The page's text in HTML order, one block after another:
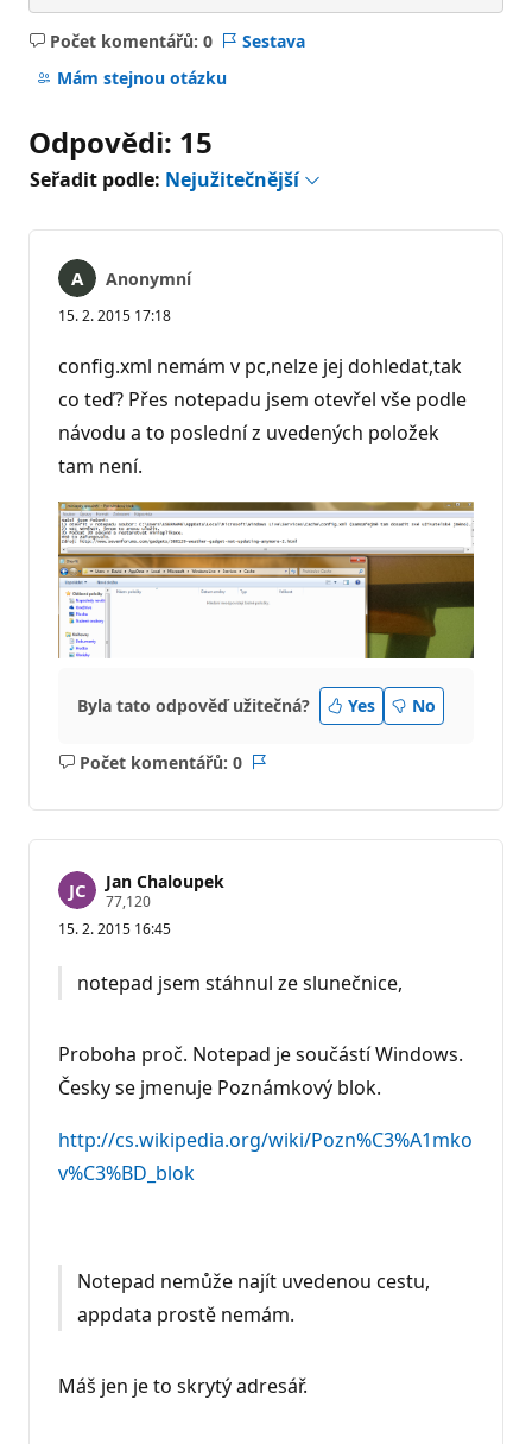
Počet komentářů: 0
Žádné
komentáře
Sestava
Mám stejnou otázku
Odpovědi: 15
Seřadit podle: Nejužitečnější
Anonymní
15. 2. 2015 17:18
config.xml nemám v pc,nelze jej dohledat,tak
co teď? Přes notepadu jsem otevřel vše podle
návodu a to poslední z uvedených položek
tam není.
Byla tato odpověď užitečná? Yes No
Počet komentářů: 0
Žádné
Jan Chaloupek
77,120R
p
t
a
b
d
15. 2. 2015 16:45
notepad jsem stáhnul ze slunečnice,
Proboha proč. Notepad je součástí Windows.
Česky se jmenuje Poznámkový blok.
http://cs.wikipedia.org/wiki/Pozn%C3%A1mko
v%C3%BD_blok
Notepad nemůže najít uvedenou cestu,
appdata prostě nemám.
Máš jen je to skrytý adresář.